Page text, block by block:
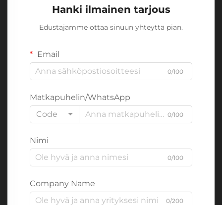
Hanki ilmainen tarjous
Edustajamme ottaa sinuun yhteyttä pian.
Email
0/100
Matkapuhelin/WhatsApp
Code
0/100
Nimi
0/100
Company Name
0/200